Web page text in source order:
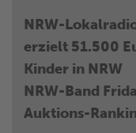
Zeug gelegt
Beträge für die
Spendensumme
1,2 Million Euro
NRW-
erzielt 51.500
Kinder in NRW
NRW-Band
Auktions-